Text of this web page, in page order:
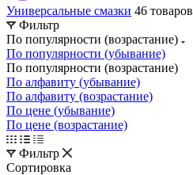
Универсальные смазки 46 товаров
Фильтр
По популярности (возрастание)
По популярности (убывание)
По популярности (возрастание)
По алфавиту (убывание)
По алфавиту (возрастание)
По цене (убывание)
По цене (возрастание)
Фильтр
Сортировка